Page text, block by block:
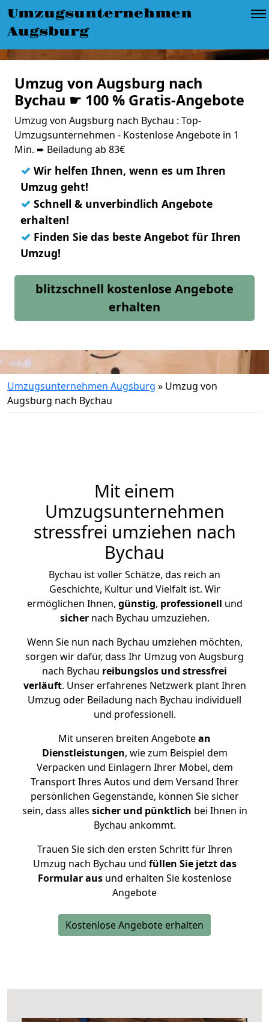
Umzugsunternehmen
Augsburg
Umzug von Augsburg nach
Bychau ☛ 100 % Gratis-Angebote
Umzug von Augsburg nach Bychau : Top-
Umzugsunternehmen - Kostenlose Angebote in 1
Min. ➨ Beiladung ab 83€
✓ Wir helfen Ihnen, wenn es um Ihren
Umzug geht!
✓ Schnell & unverbindlich Angebote
erhalten!
✓ Finden Sie das beste Angebot für Ihren
Umzug!
blitzschnell kostenlose Angebote
erhalten
Umzugsunternehmen Augsburg » Umzug von
Augsburg nach Bychau
Mit einem
Umzugsunternehmen
stressfrei umziehen nach
Bychau
Bychau ist voller Schätze, das reich an
Geschichte, Kultur und Vielfalt ist. Wir
ermöglichen Ihnen, günstig, professionell und
sichernach Bychau umzuziehen.
Wenn Sie nun nach Bychau umziehen möchten,
sorgen wir dafür, dass Ihr Umzug von Augsburg
nach Bychau reibungslos und stressfrei
verläuft. Unser erfahrenes Netzwerk plant Ihren
Umzug oder Beiladung nach Bychau individuell
und professionell.
Mit unseren breiten Angebotean
Dienstleistungen, wie zum Beispiel dem
Verpacken und Einlagern Ihrer Möbel, dem
Transport Ihres Autos und dem Versand Ihrer
persönlichen Gegenstände, können Sie sicher
sein, dass alles sicher und pünktlich bei Ihnen in
Bychau ankommt.
Trauen Sie sich den ersten Schritt für Ihren
Umzug nach Bychau und füllen Sie jetzt das
Formular ausund erhalten Sie kostenlose
Angebote
Kostenlose Angebote erhalten